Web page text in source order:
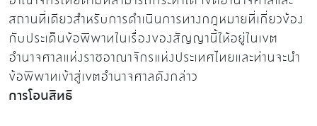
สถานที่เดียวสำหรับการดำเนินการทางกฎหมายที่เกี่ยวข้อง
กับประเด็นข้อพิพาทในเรื่องของสัญญานี้ให้อยู่ในเขต
อำนาจศาลแห่งราชอาณาจักรแห่งประเทศไทยและท่านจะนำ
ข้อพิพาทเข้าสู่เขตอำนาจศาลดังกล่าว
การโอนสิทธิ